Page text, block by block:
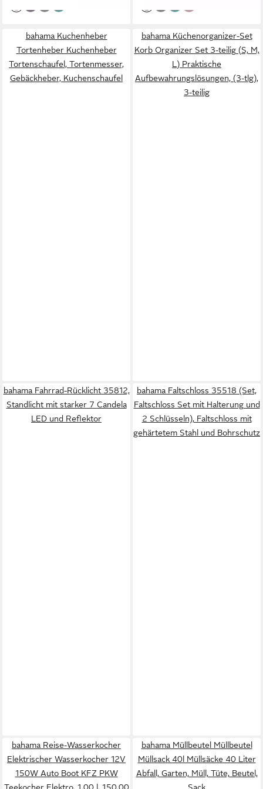
bahama Kuchenheber
Tortenheber Kuchenheber
Tortenschaufel, Tortenmesser,
Gebäckheber, Kuchenschaufel
bahama Küchenorganizer-Set
Korb Organizer Set 3-teilig (S, M,
L) Praktische
Aufbewahrungslösungen, (3-tlg),
3-teilig
bahama Fahrrad-Rücklicht 35812,
Standlicht mit starker 7 Candela
LED und Reflektor
bahama Faltschloss 35518 (Set,
Faltschloss Set mit Halterung und
2 Schlüsseln), Faltschloss mit
gehärtetem Stahl und Bohrschutz
bahama Reise-Wasserkocher
Elektrischer Wasserkocher 12V
150W Auto Boot KFZ PKW
bahama Müllbeutel Müllbeutel
Müllsack 40l Müllsäcke 40 Liter
Abfall, Garten, Müll, Tüte, Beutel,